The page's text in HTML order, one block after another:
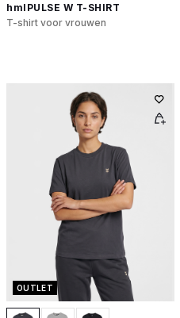
hmlPULSE W T-SHIRT
T-shirt voor vrouwen
OUTLET